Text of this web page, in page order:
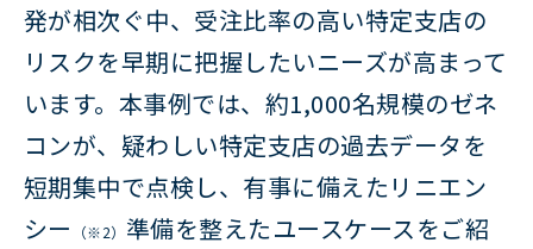
発が相次ぐ中、受注比率の高い特定支店の
リスクを早期に把握したいニーズが高まって
います。本事例では、約1,000名規模のゼネ
コンが、疑わしい特定支店の過去データを
短期集中で点検し、有事に備えたリニエン
シー
（※2） 準備を整えたユースケースをご紹